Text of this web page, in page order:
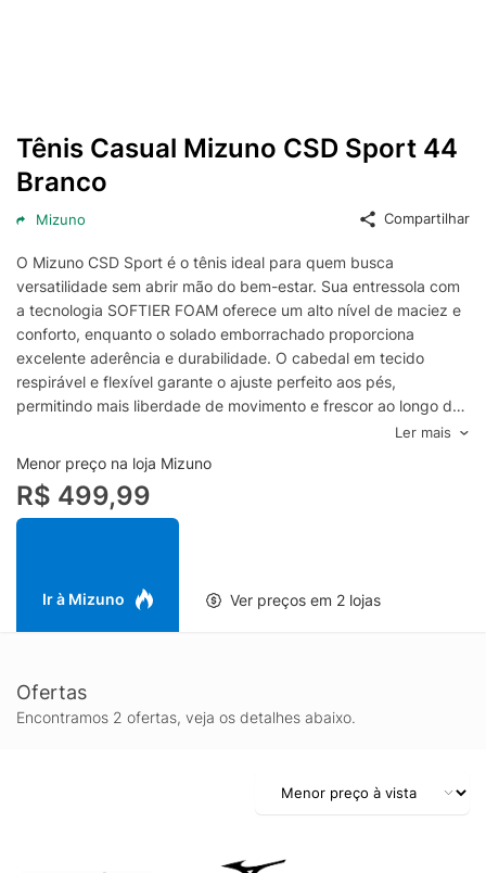
Tênis Casual Mizuno CSD Sport 44
Branco
Mizuno Compartilhar
O Mizuno CSD Sport é o tênis ideal para quem busca
versatilidade sem abrir mão do bem-estar. Sua entressola com
a tecnologia SOFTIER FOAM oferece um alto nível de maciez e
conforto, enquanto o solado emborrachado proporciona
excelente aderência e durabilidade. O cabedal em tecido
respirável e flexível garante o ajuste perfeito aos pés,
permitindo mais liberdade de movimento e frescor ao longo do
dia. Um modelo que une desempenho e estilo na medida certa.
Ler mais
Menor preço na loja Mizuno
R$ 499,99
Ir à Mizuno Ver preços em 2 lojas
Ofertas
Encontramos 2 ofertas, veja os detalhes abaixo.